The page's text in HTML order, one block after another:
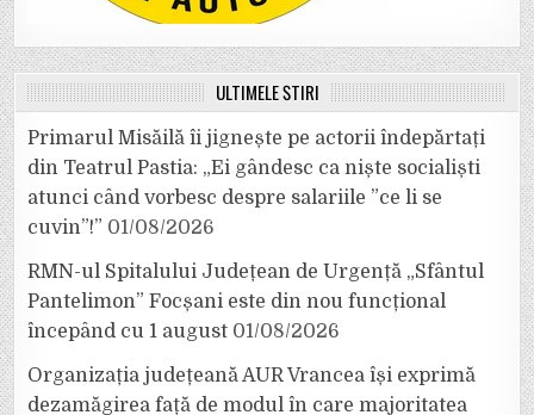
ULTIMELE ȘTIRI
Primarul Misăilă îi jignește pe actorii îndepărtați
din Teatrul Pastia: „Ei gândesc ca niște socialiști
atunci când vorbesc despre salariile ”ce li se
cuvin”!” 01/08/2026
RMN-ul Spitalului Județean de Urgență „Sfântul
Pantelimon” Focșani este din nou funcțional
începând cu 1 august 01/08/2026
Organizația județeană AUR Vrancea își exprimă
dezamăgirea față de modul în care majoritatea